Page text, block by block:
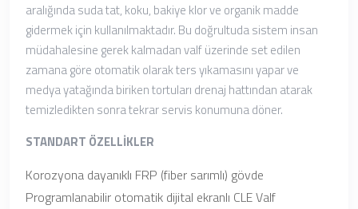
aralığında suda tat, koku, bakiye klor ve organik madde
gidermek için kullanılmaktadır. Bu doğrultuda sistem insan
müdahalesine gerek kalmadan valf üzerinde set edilen
zamana göre otomatik olarak ters yıkamasını yapar ve
medya yatağında biriken tortuları drenaj hattından atarak
temizledikten sonra tekrar servis konumuna döner.
STANDART ÖZELLİKLER
Korozyona dayanıklı FRP (fiber sarımlı) gövde
Programlanabilir otomatik dijital ekranlı CLE Valf